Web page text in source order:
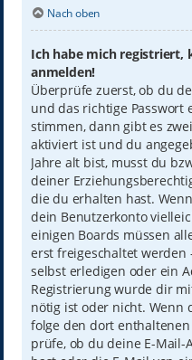
Nach oben
Ich habe mich registriert,
anmelden!
Überprüfe zuerst, ob du
und das richtige Passwort
stimmen, dann gibt es
aktiviert ist und du
Jahre alt bist, musst du
deiner
die du erhalten hast.
dein Benutzerkonto
einigen Boards müssen
erst freigeschaltet werden
selbst erledigen oder ein
Registrierung wurde dir
nötig ist oder nicht. Wenn
folge den dort
prüfe, ob du deine E-Mail-